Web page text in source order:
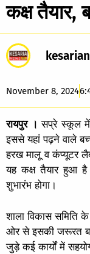
कक्ष तैयार,
November 8, 2024
रायपुर । सप्रे स्कूल में
इससे यहां पढ़ने वाले
हरख मालू व कंप्यूटर
यह कक्ष तैयार हुआ
शुभारंभ होगा।
शाला विकास समिति
ओर से इसकी जरूरत
जुड़े कई कार्यों में